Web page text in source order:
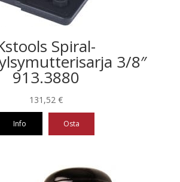
Spiral-
3/8″
913.3880
131,52 €
Info Osta